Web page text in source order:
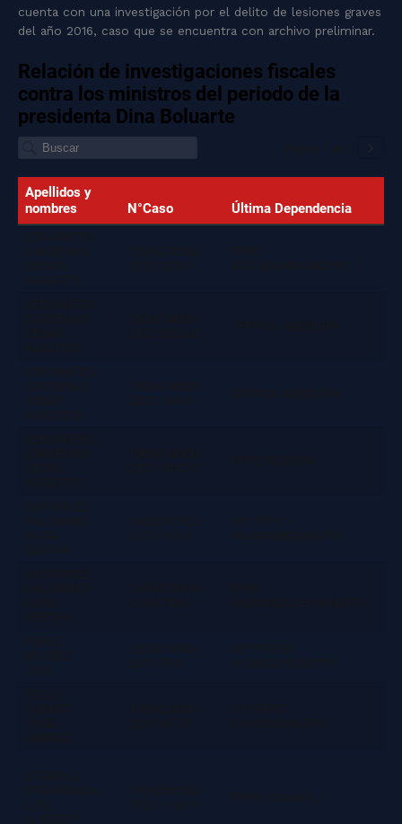
cuenta con una investigación por el delito de lesiones graves
del año 2016, caso que se encuentra con archivo preliminar.